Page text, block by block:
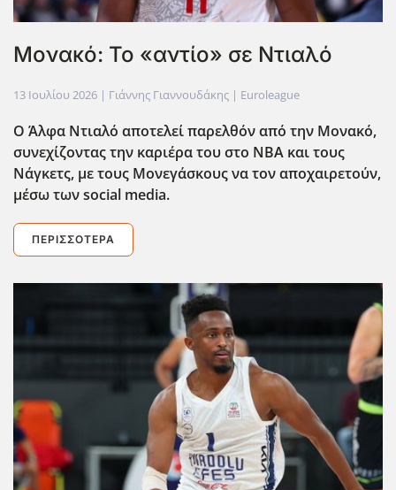
Μονακό: Το «αντίο» σε Ντιαλό
13 Ιουλίου 2026 | Γιάννης Γιαννουδάκης | Euroleague
Ο Άλφα Ντιαλό αποτελεί παρελθόν από την Μονακό,
συνεχίζοντας την καριέρα του στο ΝΒΑ και τους
Νάγκετς, με τους Μονεγάσκους να τον αποχαιρετούν,
μέσω των social media.
ΠΕΡΙΣΣΌΤΕΡΑ